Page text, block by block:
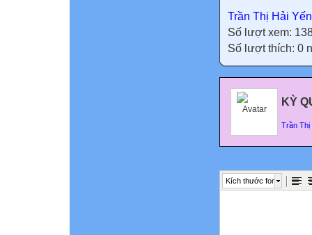
Trần Thị Hải Yến
Số lượt xem:
Số lượt thích: 0
KỲ
Trần Thị
Kích thước font